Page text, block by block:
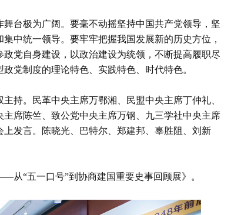
台极为广阔。要毫不动摇坚持中国共产党领导，坚
中统一领导。要牢牢把握我国发展新的历史方位，
党自身建设，以政治建设为统领，不断提高履职尽
党制度的理论特色、实践特色、时代特色。
持。民革中央主席万鄂湘、民盟中央主席丁仲礼、
席陈竺、致公党中央主席万钢、九三学社中央主席
发言。陈晓光、巴特尔、郑建邦、辜胜阻、刘新
“五一口号”到协商建国重要史事回顾展》。